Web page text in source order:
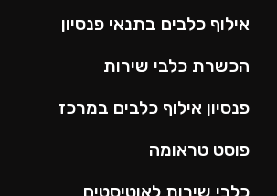
אילוף כלבים בתנאי פנסיון
הכשרת כלבי שירות
פנסיון אילוף כלבים במרכז
פוסט טראומה
כלבי שירות לאוטיסטים